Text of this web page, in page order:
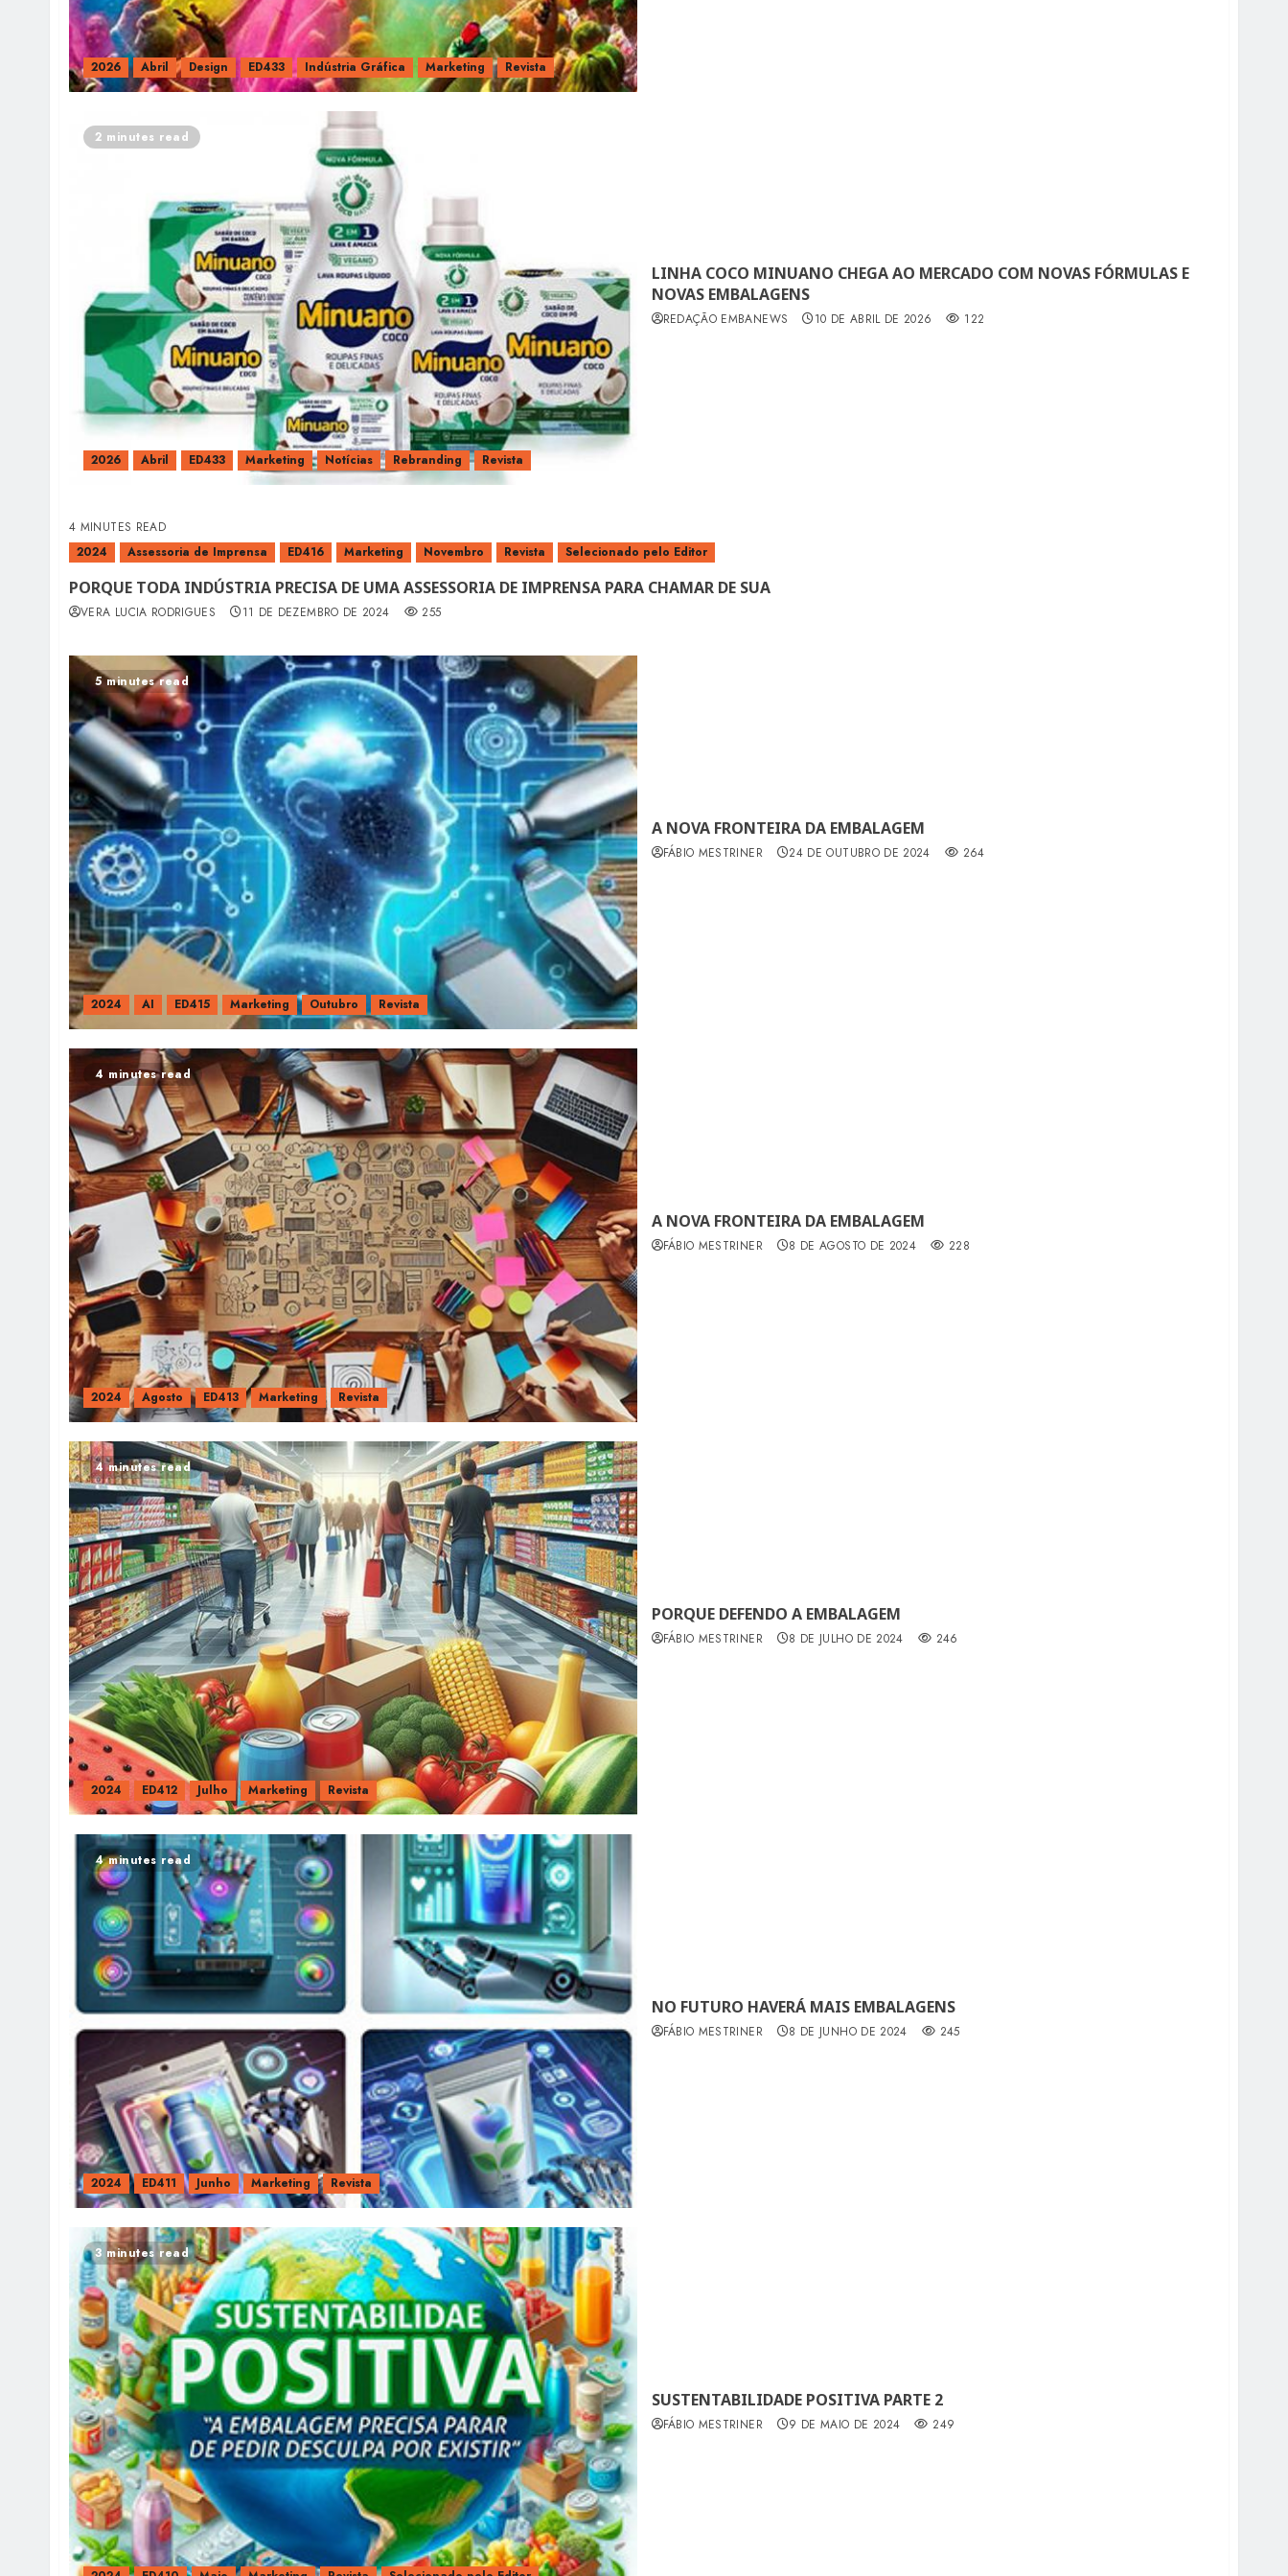
2026 Abril Design ED433 Indústria Gráfica Marketing Revista
2 minutes read
2026 Abril ED433 Marketing Notícias Rebranding Revista
LINHA COCO MINUANO CHEGA AO MERCADO COM NOVAS FÓRMULAS E
NOVAS EMBALAGENS
REDAÇÃO EMBANEWS 10 DE ABRIL DE 2026 122
4 MINUTES READ
2024
Assessoria de Imprensa ED416 Marketing Novembro Revista Selecionado pelo Editor
PORQUE TODA INDÚSTRIA PRECISA DE UMA ASSESSORIA DE IMPRENSA PARA CHAMAR DE SUA
VERA LUCIA RODRIGUES 11 DE DEZEMBRO DE 2024 255
5 minutes read
2024 AI ED415 Marketing Outubro Revista
A NOVA FRONTEIRA DA EMBALAGEM
FÁBIO MESTRINER 24 DE OUTUBRO DE 2024 264
4 minutes read
2024 Agosto ED413 Marketing Revista
A NOVA FRONTEIRA DA EMBALAGEM
FÁBIO MESTRINER 8 DE AGOSTO DE 2024 228
4 minutes read
2024 ED412 Julho Marketing Revista
PORQUE DEFENDO A EMBALAGEM
FÁBIO MESTRINER 8 DE JULHO DE 2024 246
4 minutes read
2024 ED411 Junho Marketing Revista
NO FUTURO HAVERÁ MAIS EMBALAGENS
FÁBIO MESTRINER 8 DE JUNHO DE 2024 245
3 minutes read
SUSTENTABILIDADE POSITIVA PARTE 2
FÁBIO MESTRINER 9 DE MAIO DE 2024 249